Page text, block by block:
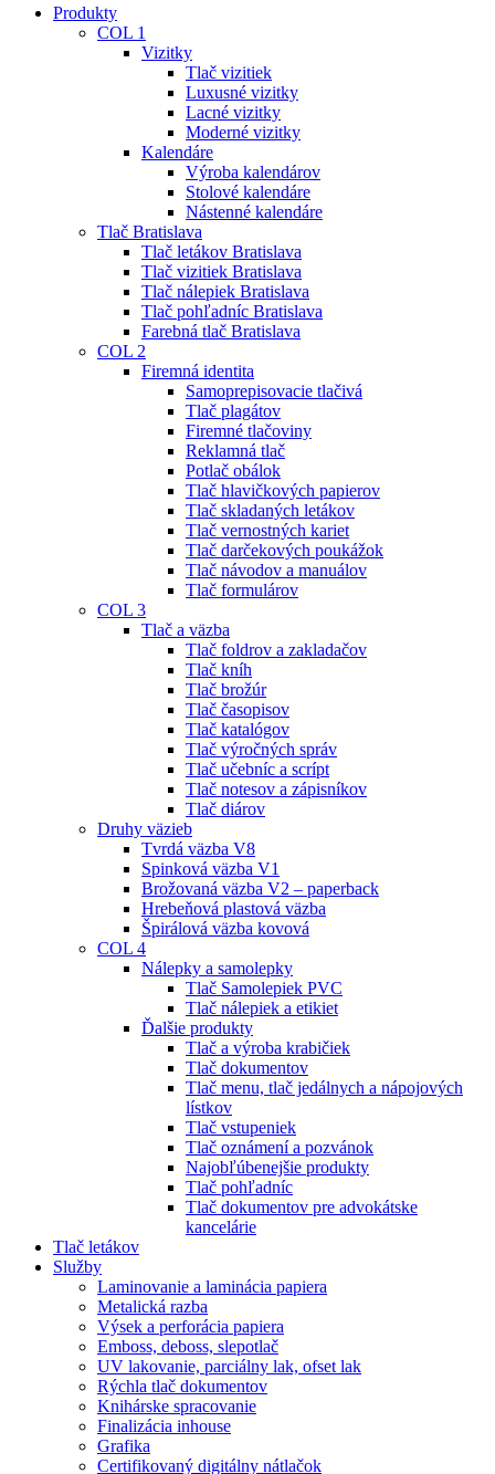
Close
Produkty
COL 1
Vizitky
Tlač vizitiek
Luxusné vizitky
Lacné vizitky
Moderné vizitky
Kalendáre
Výroba kalendárov
Stolové kalendáre
Nástenné kalendáre
Tlač Bratislava
Tlač letákov Bratislava
Tlač vizitiek Bratislava
Tlač nálepiek Bratislava
Tlač pohľadníc Bratislava
Farebná tlač Bratislava
COL 2
Firemná identita
Samoprepisovacie tlačivá
Tlač plagátov
Firemné tlačoviny
Reklamná tlač
Potlač obálok
Tlač hlavičkových papierov
Tlač skladaných letákov
Tlač vernostných kariet
Tlač darčekových poukážok
Tlač návodov a manuálov
Tlač formulárov
COL 3
Tlač a väzba
Tlač foldrov a zakladačov
Tlač kníh
Tlač brožúr
Tlač časopisov
Tlač katalógov
Tlač výročných správ
Tlač učebníc a scrípt
Tlač notesov a zápisníkov
Tlač diárov
Druhy väzieb
Tvrdá väzba V8
Spinková väzba V1
Brožovaná väzba V2 – paperback
Hrebeňová plastová väzba
Špirálová väzba kovová
COL 4
Nálepky a samolepky
Tlač Samolepiek PVC
Tlač nálepiek a etikiet
Ďalšie produkty
Tlač a výroba krabičiek
Tlač dokumentov
Tlač menu, tlač jedálnych a nápojových
lístkov
Tlač vstupeniek
Tlač oznámení a pozvánok
Najobľúbenejšie produkty
Tlač pohľadníc
Tlač dokumentov pre advokátske
kancelárie
Tlač letákov
Služby
Laminovanie a laminácia papiera
Metalická razba
Výsek a perforácia papiera
Emboss, deboss, slepotlač
UV lakovanie, parciálny lak, ofset lak
Rýchla tlač dokumentov
Knihárske spracovanie
Finalizácia inhouse
Grafika
Certifikovaný digitálny nátlačok